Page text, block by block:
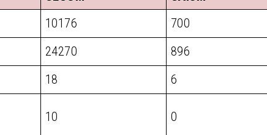
10176 700
24270 896
18 6
10 0